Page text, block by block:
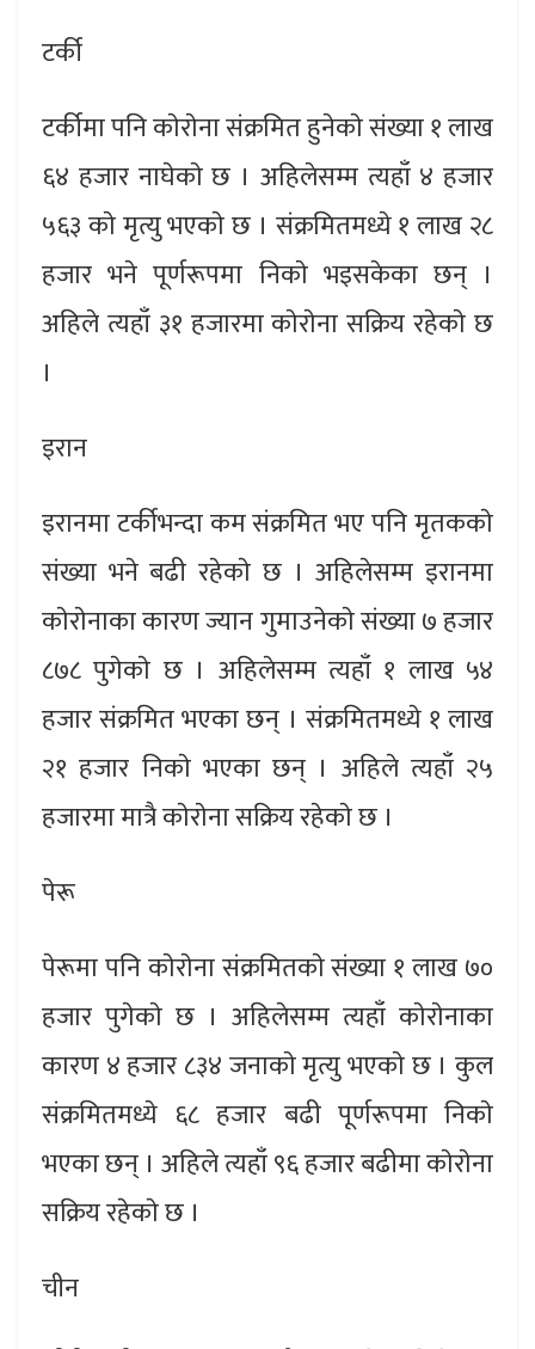
टर्की
टर्कीमा पनि काेराेना संक्रमित हुनेकाे संख्या १ लाख
६४ हजार नाघेकाे छ । अहिलेसम्म त्यहाँ ४ हजार
५६३ काे मृत्यु भएकाे छ । संक्रमितमध्ये १ लाख २८
हजार भने पूर्णरूपमा निकाे भइसकेका छन् ।
अहिले त्यहाँ ३१ हजारमा काेराेना सक्रिय रहेकाे छ
।
इरान
इरानमा टर्कीभन्दा कम संक्रमित भए पनि मृतककाे
संख्या भने बढी रहेकाे छ । अहिलेसम्म इरानमा
काेराेनाका कारण ज्यान गुमाउनेकाे संख्या ७ हजार
८७८ पुगेकाे छ । अहिलेसम्म त्यहाँ १ लाख ५४
हजार संक्रमित भएका छन् । संक्रमितमध्ये १ लाख
२१ हजार निकाे भएका छन् । अहिले त्यहाँ २५
हजारमा मात्रै काेराेना सक्रिय रहेकाे छ ।
पेरू
पेरूमा पनि काेराेना संक्रमितकाे संख्या १ लाख ७०
हजार पुगेकाे छ । अहिलेसम्म त्यहाँ काेराेनाका
कारण ४ हजार ८३४ जनाकाे मृत्यु भएकाे छ । कुल
संक्रमितमध्ये ६८ हजार बढी पूर्णरूपमा निकाे
भएका छन् । अहिले त्यहाँ ९६ हजार बढीमा काेराेना
सक्रिय रहेकाे छ ।
चीन